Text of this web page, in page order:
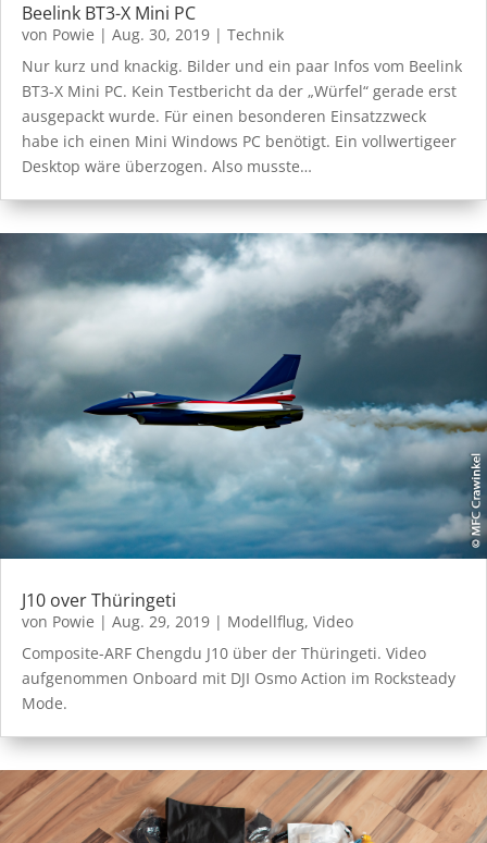
Beelink BT3-X Mini PC
von Powie | Aug. 30, 2019 | Technik
Nur kurz und knackig. Bilder und ein paar Infos vom Beelink
BT3-X Mini PC. Kein Testbericht da der „Würfel“ gerade erst
ausgepackt wurde. Für einen besonderen Einsatzzweck
habe ich einen Mini Windows PC benötigt. Ein vollwertigeer
Desktop wäre überzogen. Also musste…
J10 over Thüringeti
von Powie | Aug. 29, 2019 | Modellflug, Video
Composite-ARF Chengdu J10 über der Thüringeti. Video
aufgenommen Onboard mit DJI Osmo Action im Rocksteady
Mode.